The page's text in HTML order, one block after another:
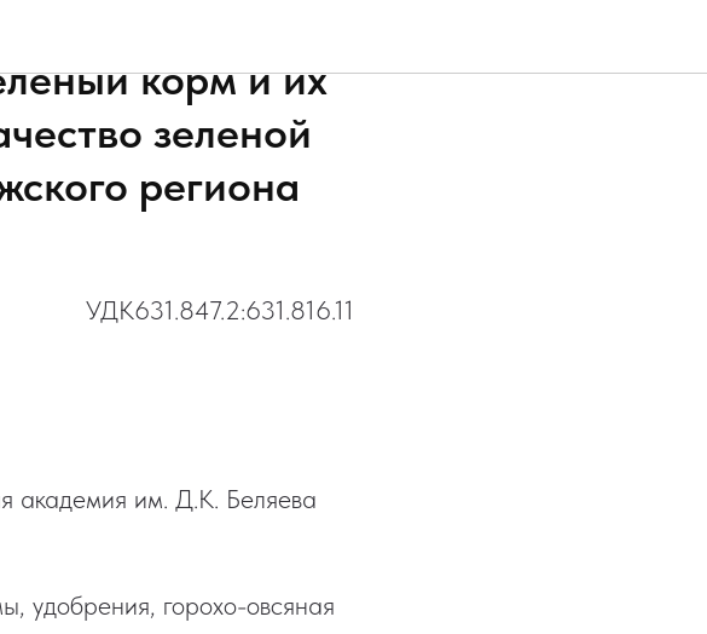
в
корм и их
зеленой
региона
УДК631.847.2:631.816.11
академия им. Д.К. Беляева
удобрения, горохо-овсяная